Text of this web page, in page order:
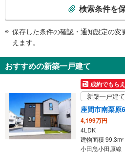
知
を
け
取
る
・
条
検索条件を
保存した条件の確認・通知設定の変
えます。
おすすめの新築一戸建て
成約でもら
新築一戸建て
座間市南栗原
4,199万円
4LDK
建物面積 99.3m2
小田急小田原線